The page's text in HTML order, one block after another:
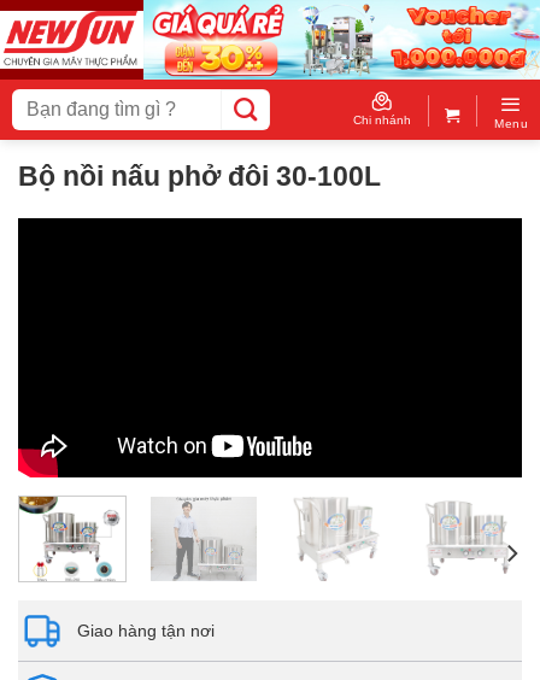
Skip
to
content
Tìm
kiếm:
Chi nhánh Menu
Bộ nồi nấu phở đôi 30-100L
Giao hàng tận nơi